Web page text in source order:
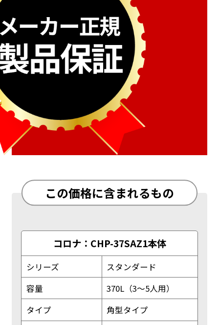
この価格に含まれるもの
コロナ：CHP-37SAZ1本体
シリーズ
スタンダード
容量
370L（3～5人用）
タイプ
角型タイプ